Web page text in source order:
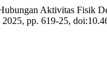
Aktivitas Fisik
pp. 619-25,